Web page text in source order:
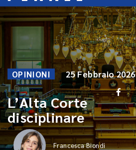
OPINIONI 25 Febbraio 2026
L’Alta Corte
disciplinare
Francesca Biondi